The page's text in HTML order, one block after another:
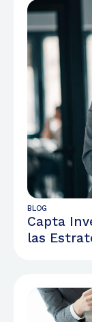
BLOG
Capta
las